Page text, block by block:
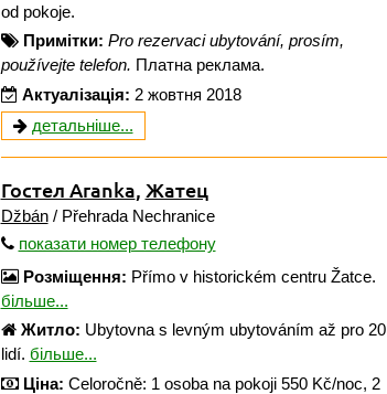
od pokoje.
Примітки: Pro rezervaci ubytování, prosím,
používejte telefon. Платна реклама.
Актуалізація: 2 жовтня 2018
детальніше...
Гостел Aranka, Жатец
Džbán/ Přehrada Nechranice
показати номер телефону
Розміщення: Přímo v historickém centru Žatce.
більше...
Житло: Ubytovna s levným ubytováním až pro 20
lidí. більше...
Ціна: Celoročně: 1 osoba na pokoji 550 Kč/noc, 2